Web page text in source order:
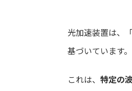
光加速装置は、
基づいています。
これは、 特定の